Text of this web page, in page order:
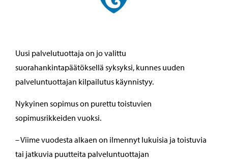
Uusi palvelutuottaja on jo valittu
suorahankintapäätöksellä syksyksi, kunnes uuden
palveluntuottajan kilpailutus käynnistyy.
Nykyinen sopimus on purettu toistuvien
sopimusrikkeiden vuoksi.
– Viime vuodesta alkaen on ilmennyt lukuisia ja toistuvia
tai jatkuvia puutteita palveluntuottajan